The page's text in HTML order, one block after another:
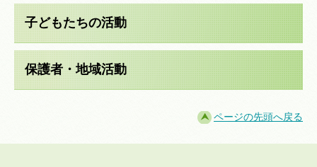
子どもたちの活動
保護者・地域活動
ページの先頭へ戻る